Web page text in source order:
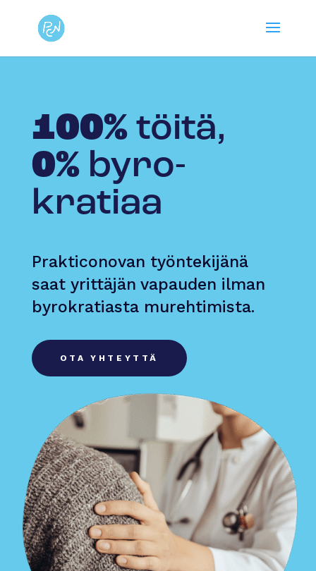
100%töitä,
0% byro­
kratiaa
Prakticonovan työntekijänä
saat yrittäjän vapauden ilman
byrokratiasta murehtimista.
OTA YHTEYTTÄ